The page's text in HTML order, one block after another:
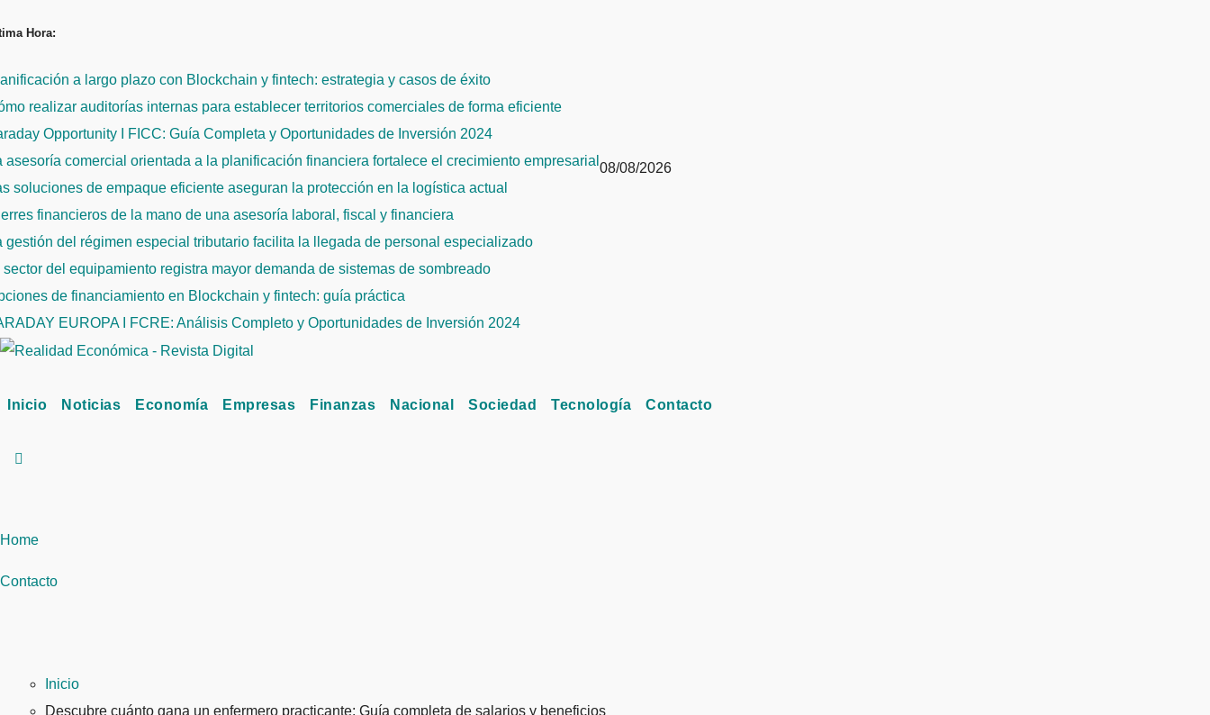
al
Hora:
a largo plazo con Blockchain y fintech: estrategia y casos de éxito
realizar auditorías internas para establecer territorios comerciales de forma eficiente
Opportunity I FICC: Guía Completa y Oportunidades de Inversión 2024
asesoría comercial orientada a la planificación financiera fortalece el crecimiento empresarial
soluciones de empaque eficiente aseguran la protección en la logística actual
financieros de la mano de una asesoría laboral, fiscal y financiera
gestión del régimen especial tributario facilita la llegada de personal especializado
sector del equipamiento registra mayor demanda de sistemas de sombreado
de financiamiento en Blockchain y fintech: guía práctica
EUROPA I FCRE: Análisis Completo y Oportunidades de Inversión 2024
08/08/2026
Inicio Noticias Economía Empresas Finanzas Nacional Sociedad Tecnología Contacto
Home
Contacto
Inicio
Descubre cuánto gana un enfermero practicante: Guía completa de salarios y beneficios